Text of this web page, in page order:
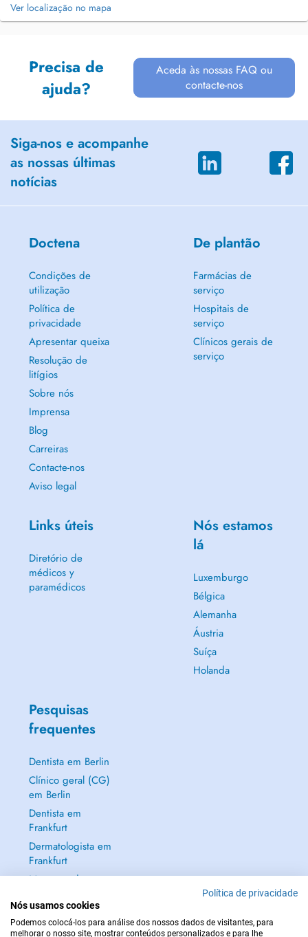
Ver localização no mapa
Precisa de
ajuda?
Aceda às nossas FAQ ou
contacte-nos
Siga-nos e acompanhe
as nossas últimas
notícias
Doctena
Condições de
utilização
Política de
privacidade
Apresentar queixa
Resolução de
litígios
Sobre nós
Imprensa
Blog
Carreiras
Contacte-nos
Aviso legal
De plantão
Farmácias de
serviço
Hospitais de
serviço
Clínicos gerais de
serviço
Links úteis
Diretório de
médicos y
paramédicos
Nós estamos
lá
Luxemburgo
Bélgica
Alemanha
Áustria
Suíça
Holanda
Pesquisas
frequentes
Dentista em Berlin
Clínico geral (CG)
em Berlin
Dentista em
Frankfurt
Dermatologista em
Frankfurt
Mostrar tudo →
Política de privacidade
Nós usamos cookies
Podemos colocá-los para análise dos nossos dados de visitantes, para
melhorar o nosso site, mostrar conteúdos personalizados e para lhe